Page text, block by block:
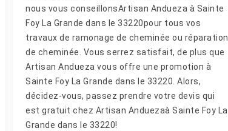
nous vous conseillonsArtisan Andueza à Sainte
Foy La Grande dans le 33220pour tous vos
travaux de ramonage de cheminée ou réparation
de cheminée. Vous serrez satisfait, de plus que
Artisan Andueza vous offre une promotion à
Sainte Foy La Grande dans le 33220. Alors,
décidez-vous, passez prendre votre devis qui
est gratuit chez Artisan Anduezaà Sainte Foy La
Grande dans le 33220!